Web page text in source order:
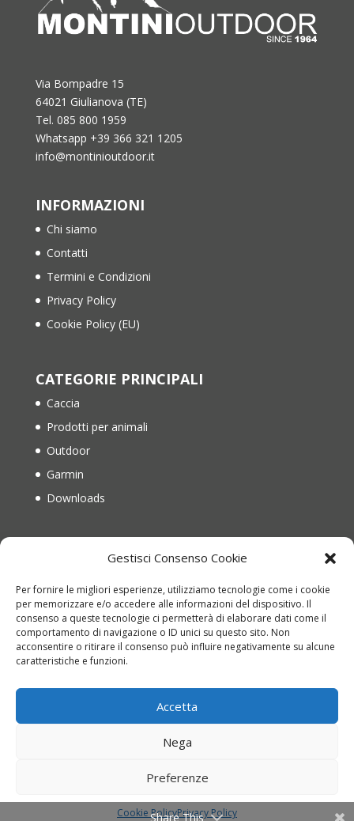
Gestisci Consenso Cookie
Per fornire le migliori esperienze, utilizziamo tecnologie come i cookie
per memorizzare e/o accedere alle informazioni del dispositivo. Il
consenso a queste tecnologie ci permetterà di elaborare dati come il
comportamento di navigazione o ID unici su questo sito. Non
acconsentire o ritirare il consenso può influire negativamente su alcune
caratteristiche e funzioni.
Accetta
Nega
Preferenze
Cookie PolicyPrivacy Policy
Via Bompadre 15
64021 Giulianova (TE)
Tel. 085 800 1959
Whatsapp +39 366 321 1205
info@montinioutdoor.it
INFORMAZIONI
Chi siamo
Contatti
Termini e Condizioni
Privacy Policy
Cookie Policy (EU)
CATEGORIE PRINCIPALI
Caccia
Prodotti per animali
Outdoor
Garmin
Downloads
IL MIO ACCOUNT
Recupera password
Carrello
Richiesta di reso
Copyright © 2022 montinioutdoor.it | P.IVA
|Privacy Policy|Cookie Policy
Share This